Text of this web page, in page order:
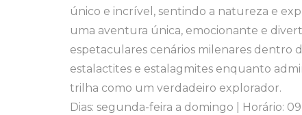
único e incrível, sentindo a natureza e
uma aventura única, emocionante e
espetaculares cenários milenares dentro
estalactites e estalagmites enquanto
trilha como um verdadeiro explorador.
Dias: segunda-feira a domingo | Horário: